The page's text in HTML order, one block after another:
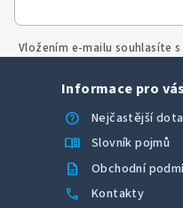
Vložením e-mailu souhlasíte s
Informace pro vás
help
Nejčastější
menu_book Slovník pojmů
description Obchodní
call Kontakty